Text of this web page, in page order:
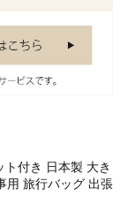
付き 日本製 大き
用 旅行バッグ 出張